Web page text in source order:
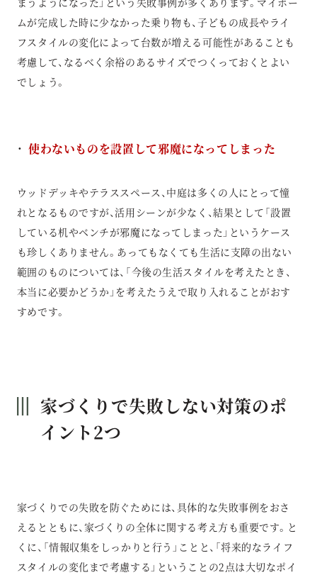
ムが完成した時に少なかった乗り物も、子どもの成長やライ
フスタイルの変化によって台数が増える可能性があることも
考慮して、なるべく余裕のあるサイズでつくっておくとよい
でしょう。
使わないものを設置して邪魔になってしまった
ウッドデッキやテラススペース、中庭は多くの人にとって憧
れとなるものですが、活用シーンが少なく、結果として「設置
している机やベンチが邪魔になってしまった」というケース
も珍しくありません。あってもなくても生活に支障の出ない
範囲のものについては、「今後の生活スタイルを考えたとき、
本当に必要かどうか」を考えたうえで取り入れることがおす
すめです。
家づくりで失敗しない対策のポ
イント2つ
家づくりでの失敗を防ぐためには、具体的な失敗事例をおさ
えるとともに、家づくりの全体に関する考え方も重要です。と
くに、「情報収集をしっかりと行う」ことと、「将来的なライフ
スタイルの変化まで考慮する」ということの2点は大切なポイ